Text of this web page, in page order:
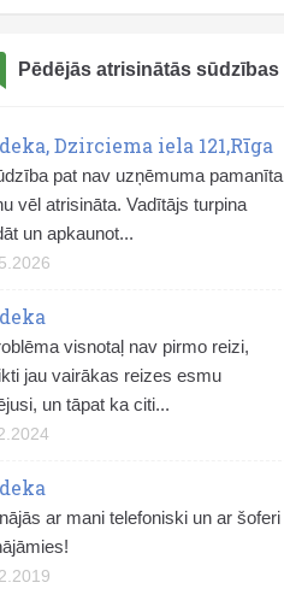
Pēdējās atrisinātās sūdzības
Dzirciema iela 121,Rīga
pat nav uzņēmuma pamanīta
vēl atrisināta. Vadītājs turpina
un apkaunot...
visnotaļ nav pirmo reizi,
jau vairākas reizes esmu
un tāpat ka citi...
ar mani telefoniski un ar šoferi